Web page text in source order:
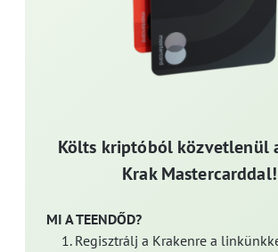
Költs kriptóból közvetlenül
Krak Mastercarddal!
MI A TEENDŐD?
Regisztrálj a Krakenre a